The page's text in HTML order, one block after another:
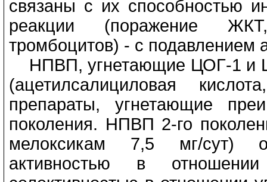
связаны с их способностью
реакции (поражение
тромбоцитов) - с подавлением
НПВП, угнетающие ЦОГ-1 и
(ацетилсалициловая
препараты, угнетающие
поколения. НПВП 2-го
мелоксикам 7,5 мг/сут)
активностью в